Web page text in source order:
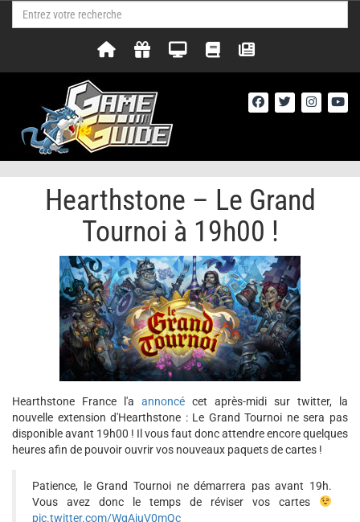
Hearthstone – Le Grand
Tournoi à 19h00 !
Hearthstone France l'a annoncé cet après-midi sur twitter, la
nouvelle extension d'Hearthstone : Le Grand Tournoi ne sera pas
disponible avant 19h00 ! Il vous faut donc attendre encore quelques
heures afin de pouvoir ouvrir vos nouveaux paquets de cartes !
Patience, le Grand Tournoi ne démarrera pas avant 19h.
Vous avez donc le temps de réviser vos cartes
pic.twitter.com/WgAjuV0mQc